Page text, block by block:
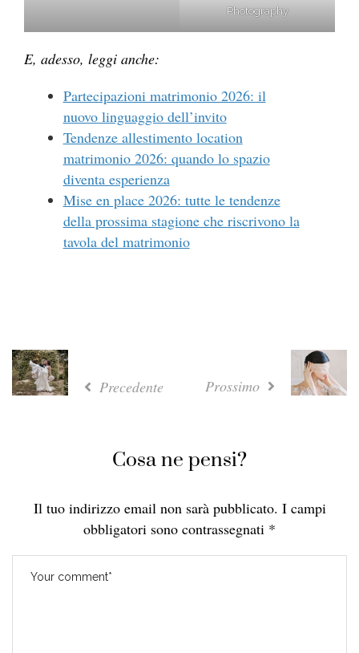
Photography
E, adesso, leggi anche:
Partecipazioni matrimonio 2026: il
nuovo linguaggio dell’invito
Tendenze allestimento location
matrimonio 2026: quando lo spazio
diventa esperienza
Mise en place 2026: tutte le tendenze
della prossima stagione che riscrivono la
tavola del matrimonio
Precedente Prossimo
Cosa ne pensi?
Il tuo indirizzo email non sarà pubblicato. I campi
obbligatori sono contrassegnati *